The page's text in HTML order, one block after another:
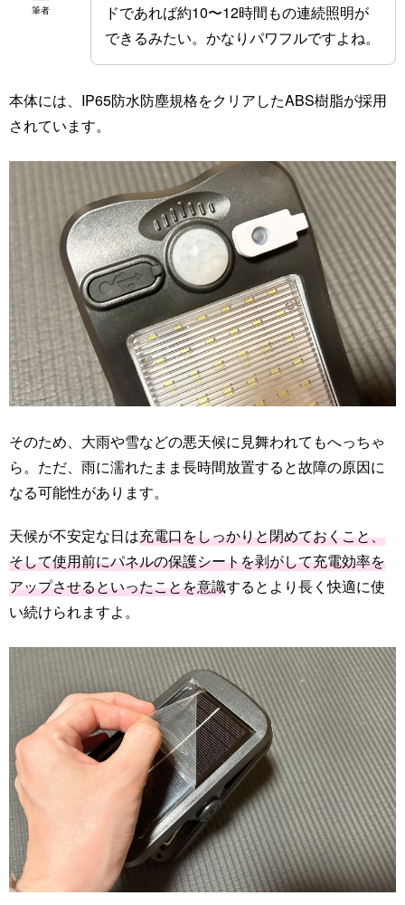
筆者
ドであれば約10〜12時間もの連続照明が
できるみたい。かなりパワフルですよね。
本体には、IP65防水防塵規格をクリアしたABS樹脂が採用
されています。
そのため、大雨や雪などの悪天候に見舞われてもへっちゃ
ら。ただ、雨に濡れたまま長時間放置すると故障の原因に
なる可能性があります。
天候が不安定な日は充電口をしっかりと閉めておくこと、
そして使用前にパネルの保護シートを剥がして充電効率を
アップさせるといったことを意識するとより長く快適に使
い続けられますよ。